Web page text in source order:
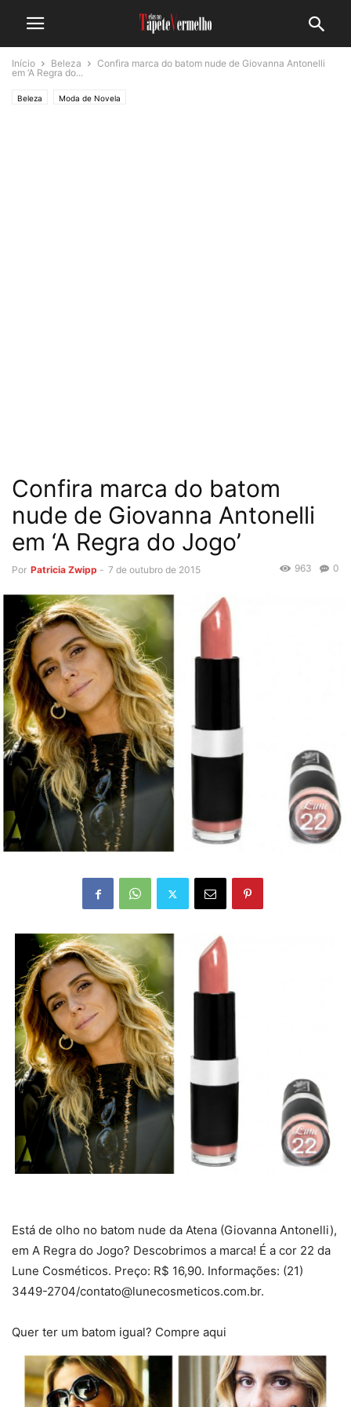
Início Beleza
Confira marca do batom nude de Giovanna Antonelli
em ‘A Regra do...
Beleza Moda de Novela
Confira marca do batom
nude de Giovanna Antonelli
em ‘A Regra do Jogo’
Por Patricia Zwipp - 7 de outubro de 2015 0
963
Está de olho no batom nude da Atena (Giovanna Antonelli),
em A Regra do Jogo? Descobrimos a marca! É a cor 22 da
Lune Cosméticos. Preço: R$ 16,90. Informações: (21)
3449-2704/contato@lunecosmeticos.com.br.
Quer ter um batom igual? Compre aqui